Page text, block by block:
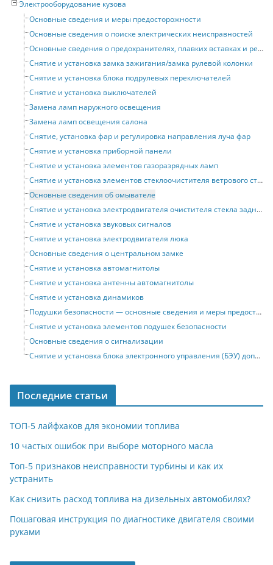
Электрооборудование кузова
Основные сведения и меры предосторожности
Основные сведения о поиске электрических неисправностей
Основные сведения о предохранителях, плавких вставках и реле
Снятие и установка замка зажигания/замка рулевой колонки
Снятие и установка блока подрулевых переключателей
Снятие и установка выключателей
Замена ламп наружного освещения
Замена ламп освещения салона
Снятие, установка фар и регулировка направления луча фар
Снятие и установка приборной панели
Снятие и установка элементов газоразрядных ламп
Снятие и установка элементов стеклоочистителя ветрового стекла
Основные сведения об омывателе
Снятие и установка электродвигателя очистителя стекла задней двери
Снятие и установка звуковых сигналов
Снятие и установка электродвигателя люка
Основные сведения о центральном замке
Снятие и установка автомагнитолы
Снятие и установка антенны автомагнитолы
Снятие и установка динамиков
Подушки безопасности — основные сведения и меры предосторожности
Снятие и установка элементов подушек безопасности
Основные сведения о сигнализации
Снятие и установка блока электронного управления (БЭУ) дополнительным оборудованием
Последние статьи
ТОП-5 лайфхаков для экономии топлива
10 частых ошибок при выборе моторного масла
Топ-5 признаков неисправности турбины и как их
устранить
Как снизить расход топлива на дизельных автомобилях?
Пошаговая инструкция по диагностике двигателя своими
руками